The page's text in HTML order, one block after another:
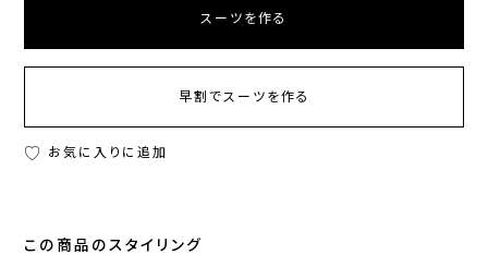
スーツを作る
早割でスーツを作る
お気に入りに追加
この商品のスタイリング